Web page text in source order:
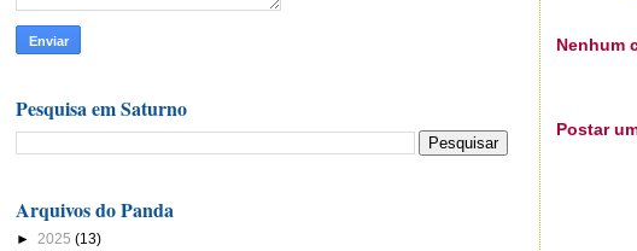
Nenhum
Postar
Pesquisa em Saturno
Arquivos do Panda
► 2025 (13)